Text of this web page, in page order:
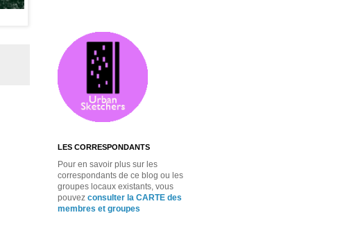
LES CORRESPONDANTS
Pour en savoir plus sur les
correspondants de ce blog ou les
groupes locaux existants, vous
pouvez consulter la CARTE des
membres et groupes